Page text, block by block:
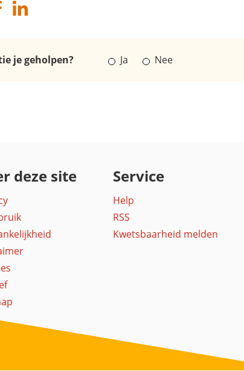
je geholpen? Ja Nee
deze site Service
Help
RSS
Kwetsbaarheid melden